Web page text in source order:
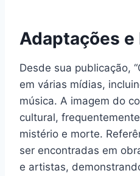
Adaptações e
Desde sua publicação,
em várias mídias,
música. A imagem do
cultural,
mistério e morte.
ser encontradas em
e artistas,